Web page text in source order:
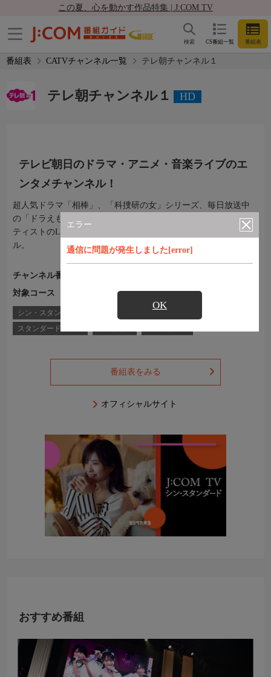
この夏、心を動かす作品特集 | J:COM TV
CS番組一覧 番組表
検索
番組表 CATVチャンネル一覧 テレ朝チャンネル１
エラー
通信に問題が発生しました[error]
OK
テレ朝チャンネル１ HD
テレビ朝日のドラマ・アニメ・音楽ライブのエ
ンタメチャンネル！
超人気ドラマ「相棒」、「科捜研の女」シリーズ、毎日放送中
の「ドラえもん」や「クレヨンしんちゃん」。さらに豪華アー
ティストのLIVEなどを厳選してお届けするエンタメチャンネ
ル。
チャンネル番号
対象コース
J:COM TVコース一覧
シン・スタンダード シン・スタンダードプラス
スタンダードプラス
番組表をみる
オフィシャルサイト
おすすめ番組